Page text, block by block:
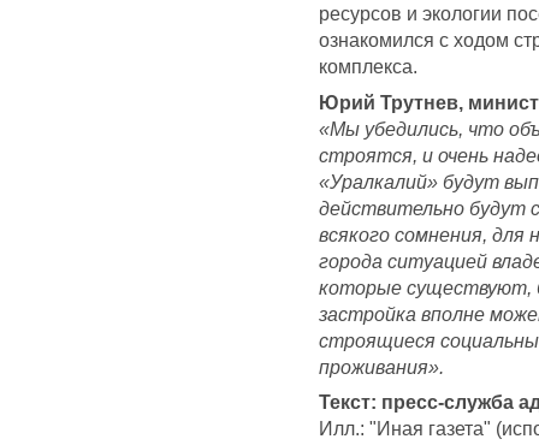
ресурсов и экологии
ознакомился с ходом
комплекса.
Юрий Трутнев,
«Мы убедились, что
строятся, и очень
«Уралкалий» будут
действительно будут
всякого сомнения, для
города ситуацией
которые существуют,
застройка вполне
строящиеся
проживания».
Текст: пресс-служба
Илл.: "Иная газета"